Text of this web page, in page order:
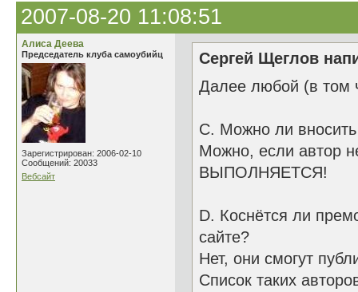
2007-08-20 11:08:51
Алиса Деева
Председатель клуба самоубийц
Зарегистрирован: 2006-02-10
Сообщений: 20033
Вебсайт
Сергей Щеглов
Далее любой (в том
C. Можно ли
Можно, если автор
ВЫПОЛНЯЕТСЯ!
D. Коснётся ли
сайте?
Нет, они смогут
Список таких